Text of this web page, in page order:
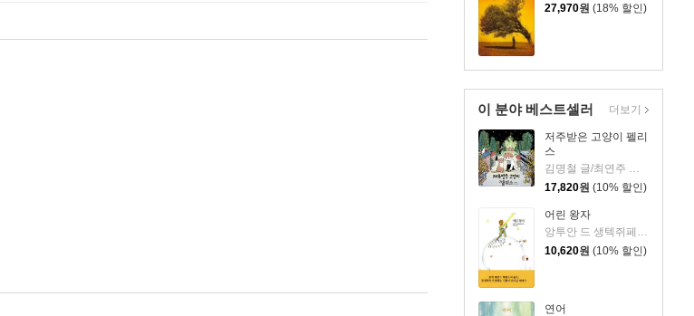
27,970원 (18% 할인)
이 분야 베스트셀러
저주받은 고양이 펠리
스
김명철 글/최연주 그림
17,820원 (10% 할인)
어린 왕자
앙투안 드 생텍쥐페리 저/황현산 역
10,620원 (10% 할인)
연어
더보기